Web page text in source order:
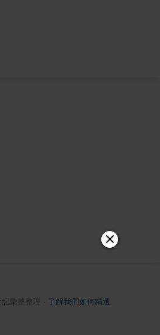
彙整整理 了解我們如何精選